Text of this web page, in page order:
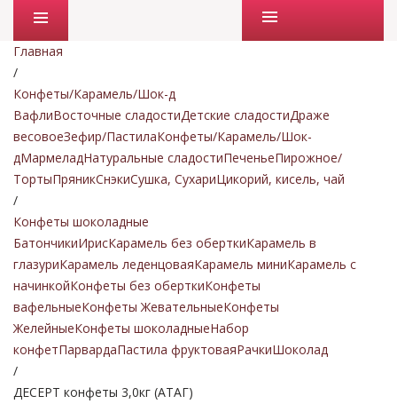
Промо товары
Главная
/
Конфеты/Карамель/Шок-д
ВафлиВосточные сладостиДетские сладостиДраже
весовоеЗефир/ПастилаКонфеты/Карамель/Шок-
дМармеладНатуральные сладостиПеченьеПирожное/
ТортыПряникСнэкиСушка, СухариЦикорий, кисель, чай
/
Конфеты шоколадные
БатончикиИрисКарамель без оберткиКарамель в
глазуриКарамель леденцоваяКарамель миниКарамель с
начинкойКонфеты без оберткиКонфеты
вафельныеКонфеты ЖевательныеКонфеты
ЖелейныеКонфеты шоколадныеНабор
конфетПарвардаПастила фруктоваяРачкиШоколад
/
ДЕСЕРТ конфеты 3,0кг (АТАГ)